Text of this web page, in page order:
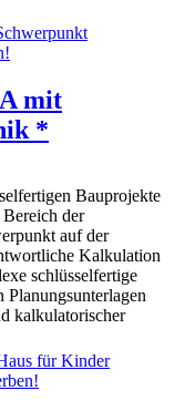
mit
*
Bauprojekte
der
auf der
Kalkulation
schlüsselfertige
kalkulatorischer